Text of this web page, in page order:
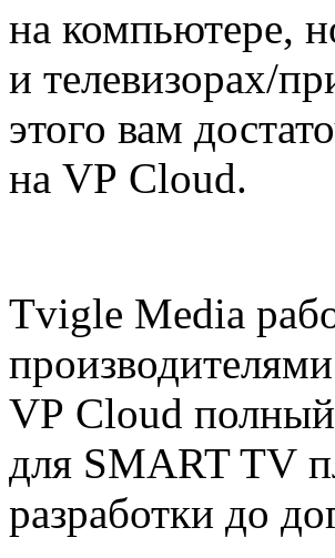
на компьютере,
и телевизорах/
этого вам
на VP Cloud.
Tvigle Media
VP Cloud
для SMART TV
разработки до